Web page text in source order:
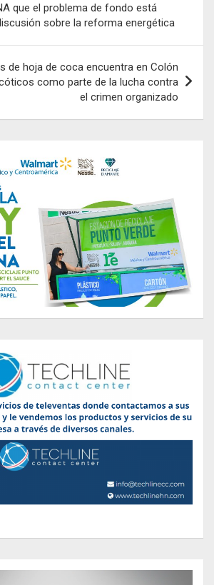
que el problema de fondo está
sobre la reforma energética
de hoja de coca encuentra en Colón
como parte de la lucha contra
el crimen organizado